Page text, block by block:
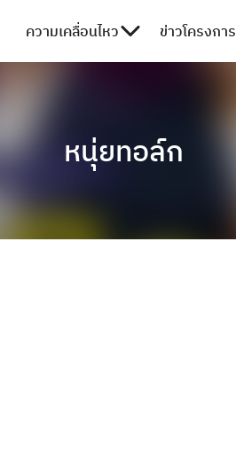
ความเคลื่อนไหว ข่าวโครงการ
หนุ่ยทอล์ก